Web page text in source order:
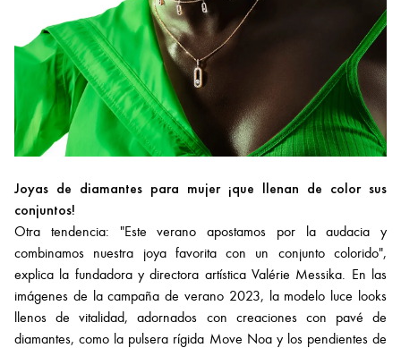
Joyas de diamantes para mujer ¡que llenan de color sus
conjuntos!
Otra tendencia: "Este verano apostamos por la audacia y
combinamos nuestra joya favorita con un conjunto colorido",
explica la fundadora y directora artística Valérie Messika. En las
imágenes de la campaña de verano 2023, la modelo luce looks
llenos de vitalidad, adornados con creaciones con pavé de
diamantes, como la pulsera rígida Move Noa y los pendientes de